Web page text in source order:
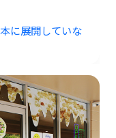
に展開していな